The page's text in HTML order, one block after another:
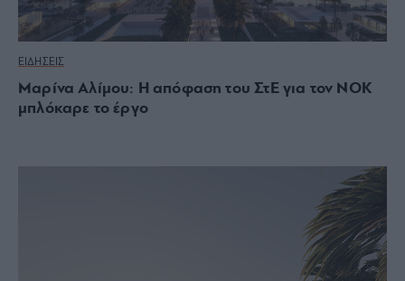
ΕΙΔΗΣΕΙΣ
Μαρίνα Αλίμου: Η απόφαση του ΣτΕ για τον ΝΟΚ
μπλόκαρε το έργο